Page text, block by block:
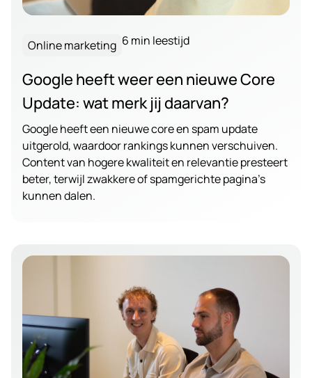
Online marketing 6 min leestijd
Google heeft weer een nieuwe Core
Update: wat merk jij daarvan?
Google heeft een nieuwe core en spam update
uitgerold, waardoor rankings kunnen verschuiven.
Content van hogere kwaliteit en relevantie presteert
beter, terwijl zwakkere of spamgerichte pagina’s
kunnen dalen.